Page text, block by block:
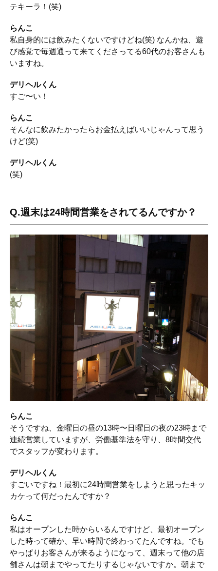
テキーラ！(笑)
らんこ
私自身的には飲みたくないですけどね(笑) なんかね、遊
び感覚で毎週通って来てくださってる60代のお客さんも
いますね。
デリヘルくん
すご〜い！
らんこ
そんなに飲みたかったらお金払えばいいじゃんって思う
けど(笑)
デリヘルくん
(笑)
Q.週末は24時間営業をされてるんですか？
らんこ
そうですね、金曜日の昼の13時〜日曜日の夜の23時まで
連続営業していますが、労働基準法を守り、8時間交代
でスタッフが変わります。
デリヘルくん
すごいですね！最初に24時間営業をしようと思ったキッ
カケって何だったんですか？
らんこ
私はオープンした時からいるんですけど、最初オープン
した時って確か、早い時間で終わってたんですね。でも
やっぱりお客さんが来るようになって、週末って他の店
舗さんは朝までやってたりするじゃないですか。朝まで